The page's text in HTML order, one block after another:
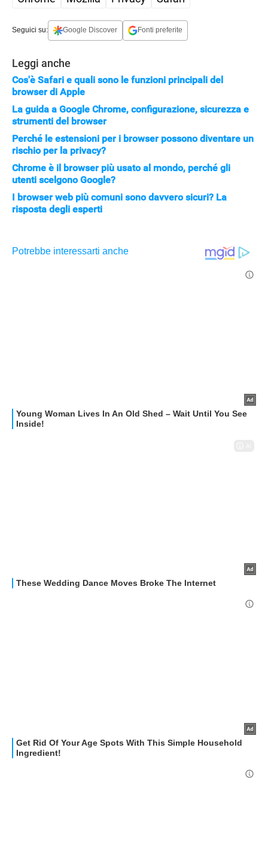
Seguici su: Google Discover Fonti preferite
Leggi anche
Cos'è Safari e quali sono le funzioni principali del
browser di Apple
La guida a Google Chrome, configurazione, sicurezza e
strumenti del browser
Perché le estensioni per i browser possono diventare un
rischio per la privacy?
Chrome è il browser più usato al mondo, perché gli
utenti scelgono Google?
I browser web più comuni sono davvero sicuri? La
risposta degli esperti